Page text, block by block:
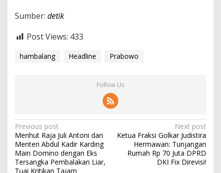
Sumber: detik
Post Views: 433
hambalang Headline Prabowo
Follow Us
P
o
s
Previous post
Menhut Raja Juli Antoni dan
Menteri Abdul Kadir Karding
Main Domino dengan Eks
Tersangka Pembalakan Liar,
Tuai Kritikan Tajam
Next post
Ketua Fraksi Golkar Judistira
Hermawan: Tunjangan
Rumah Rp 70 Juta DPRD
DKI Fix Direvisi!